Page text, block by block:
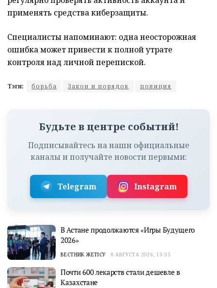
применять средства киберзащиты.
Специалисты напоминают: одна неосторожная
ошибка может привести к полной утрате
контроля над личной перепиской.
Тэги: борьба Закон и порядок полиция
Будьте в центре событий!
Подписывайтесь на наши официальные
каналы и получайте новости первыми:
Telegram Instagram
В Астане продолжаются «Игры Будущего
2026»
ВЕСТНИК ЖЕТІСУ 8 АВГУСТА 2026, 13:35
Почти 600 лекарств стали дешевле в
Казахстане